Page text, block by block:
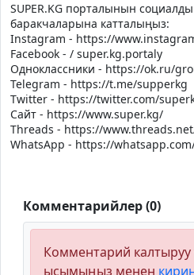
SUPER.KG порталынын
баракчаларына катталыңыз:
Instagram - https://
Facebook - / super.kg.portaly
Одноклассники - https://ok.ru/
Теlegram - https://t.me/supperkg
Twitter - https://twitter.com/
Сайт - https://www.super.kg/
Threads - https://
WhatsApp - https://
Комментарийлер (0)
Комментарий калтыруу
ысымыңыз менен